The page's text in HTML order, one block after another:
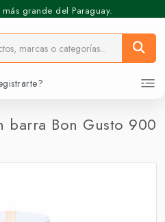
grande del Paraguay.
barra Bon Gusto 900